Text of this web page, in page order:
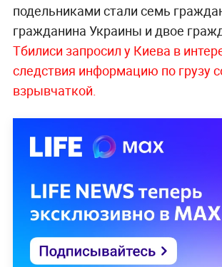
подельниками стали семь
гражданина Украины и двое
Тбилиси запросил у Киева в
следствия информацию по грузу
взрывчаткой.